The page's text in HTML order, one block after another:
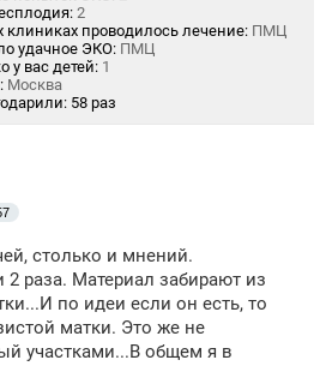
2
клиниках проводилось лечение: ПМЦ
удачное ЭКО: ПМЦ
у вас детей: 1
Москва
58 раз
столько и мнений.
раза. Материал забирают из
по идеи если он есть, то
матки. Это же не
участками...В общем я в